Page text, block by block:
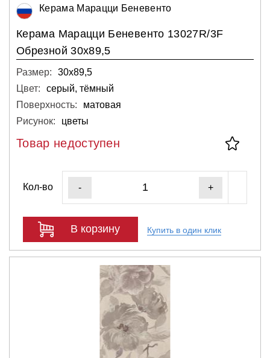
Керама Марацци Беневенто
Керама Марацци Беневенто 13027R/3F
Обрезной 30х89,5
Размер:
30х89,5
Цвет:
серый, тёмный
Поверхность:
матовая
Рисунок:
цветы
Товар недоступен
Кол-во - +
В корзину Купить в один клик